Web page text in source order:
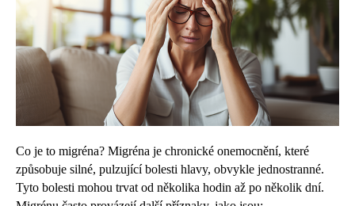
Co je to migréna? Migréna je chronické onemocnění, které
způsobuje silné, pulzující bolesti hlavy, obvykle jednostranné.
Tyto bolesti mohou trvat od několika hodin až po několik dní.